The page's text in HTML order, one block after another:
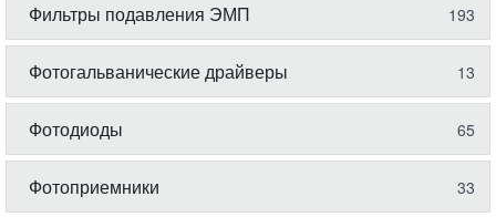
Фильтры подавления ЭМП 193
Фотогальванические драйверы 13
Фотодиоды 65
Фотоприемники 33